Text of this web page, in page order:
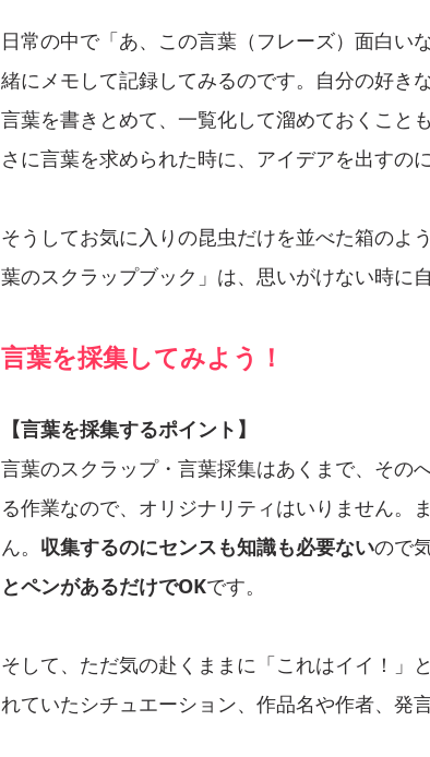
日常の中で「あ、この言葉（フレーズ）面白い
緒にメモして記録してみるのです。自分の好き
言葉を書きとめて、一覧化して溜めておくこと
さに言葉を求められた時に、アイデアを出すの
そうしてお気に入りの昆虫だけを並べた箱のよ
葉のスクラップブック」は、思いがけない時に
言葉を採集してみよう！
【言葉を採集するポイント】
言葉のスクラップ・言葉採集はあくまで、その
る作業なので、オリジナリティはいりません。
ん。 収集するのにセンスも知識も必要ないので
とペンがあるだけでOKです。
そして、ただ気の赴くままに「これはイイ！」
れていたシチュエーション、作品名や作者、